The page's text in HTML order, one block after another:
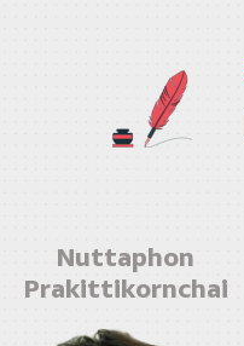
Nuttaphon
Prakittikornchai